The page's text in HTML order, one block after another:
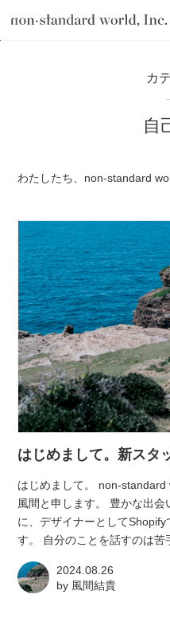
カ
自
わたしたち、non-standard
はじめまして。新スタ
はじめまして。 non-
風間と申します。 豊かな出
に、デザイナーとして
す。 自分のことを話すのは
2024.08.26
by 風間結貴